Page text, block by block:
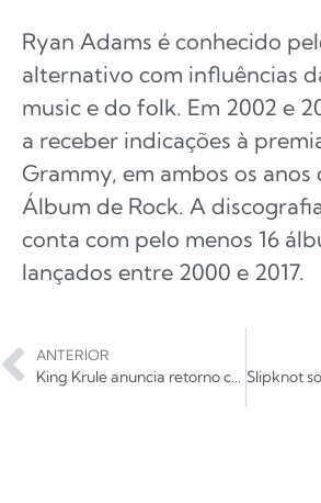
Ryan Adams é conhecido
alternativo com influências
music e do folk. Em 2002 e
a receber indicações à
Grammy, em ambos os
Álbum de Rock. A
conta com pelo menos 16
lançados entre 2000 e 2017.
ANTERIOR
King Krule anuncia retorno com nova produção